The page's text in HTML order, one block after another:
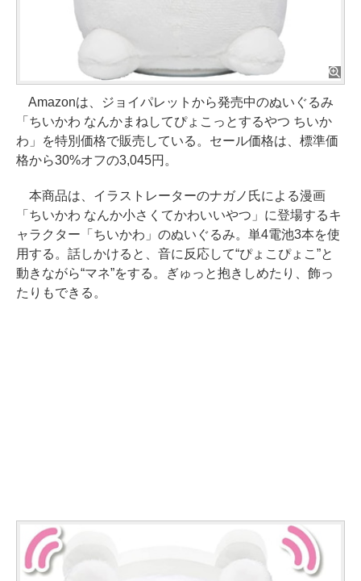
Amazonは、ジョイパレットから発売中のぬいぐるみ
「ちいかわ なんかまねしてぴょこっとするやつ ちいか
わ」を特別価格で販売している。セール価格は、標準価
格から30%オフの3,045円。
本商品は、イラストレーターのナガノ氏による漫画
「ちいかわ なんか小さくてかわいいやつ」に登場するキ
ャラクター「ちいかわ」のぬいぐるみ。単4電池3本を使
用する。話しかけると、音に反応して“ぴょこぴょこ”と
動きながら“マネ”をする。ぎゅっと抱きしめたり、飾っ
たりもできる。